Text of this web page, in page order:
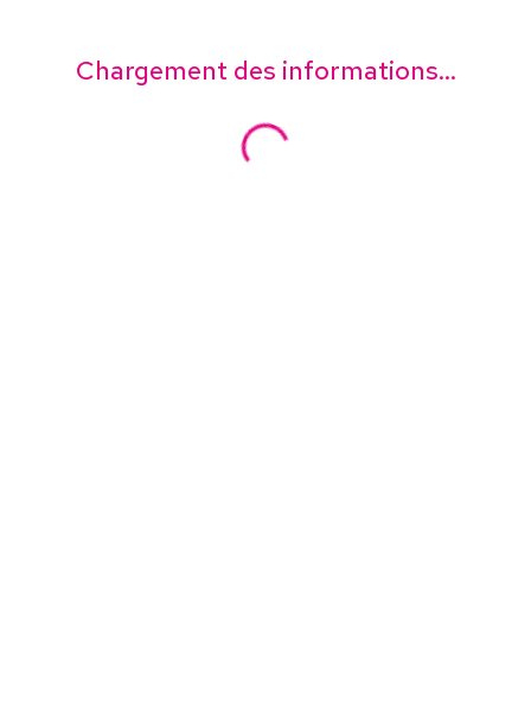
Chargement des informations...